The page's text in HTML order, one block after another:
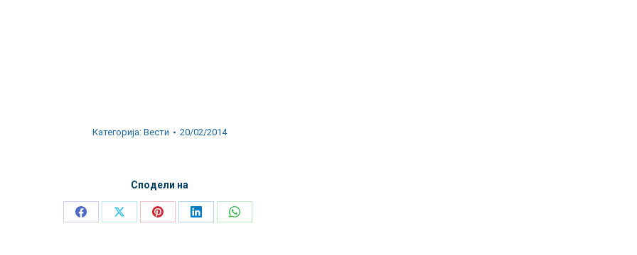
Категорија: Вести 20/02/2014
Сподели на
Share
Share
Share
Share
Share